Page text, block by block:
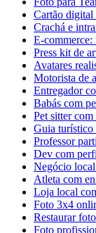
Cartão
Crachá e
E-
Press kit de
Avatares
Motorista de
Entregador
Babás com
Pet sitter
Guia turístico
Professor
Dev com
Negócio
Atleta com
Loja local
Foto 3x4
Restaurar
Foto